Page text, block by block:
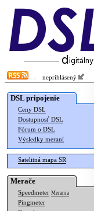
neprihlásený
DSL pripojenie
Ceny DSL
Dostupnosť DSL
Fórum o DSL
Výsledky meraní
Satelitná mapa SR
Merače
Speedmeter Merania
Pingmeter